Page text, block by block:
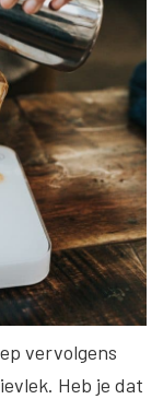
vervolgens
Heb je dat